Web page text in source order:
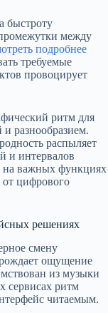
быстроту
между
подробнее
требуемые
провоцирует
ритм для
разнообразием.
распыляет
и интервалов
на важных функциях
от цифрового
решениях
смену
ощущение
из музыки
сервисах ритм
читаемым.